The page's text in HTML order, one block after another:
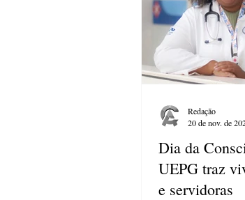
Dia da
UEPG traz
e servidoras
Redação
20 de nov. de